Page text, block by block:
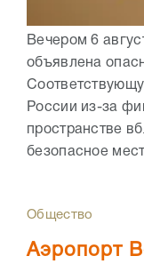
Вечером 6
объявлена
России из-за
пространстве
безопасное
Общество
Аэропорт